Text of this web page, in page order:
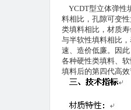
YCDT型立体弹性
料相比，孔隙可变
类填料相比，材质
与半软性填料相比
速、造价低廉。因
各种硬性类填料、
填料后的第四代高效